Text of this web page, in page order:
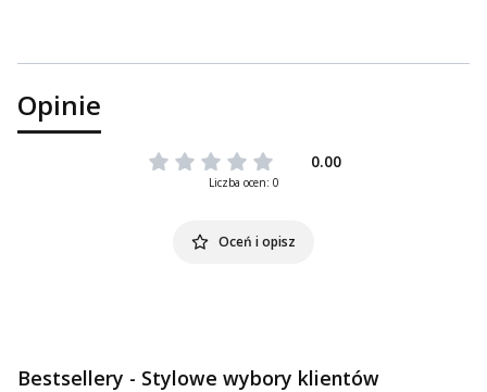
Opinie
0.00
Liczba ocen: 0
Oceń i opisz
Bestsellery - Stylowe wybory klientów